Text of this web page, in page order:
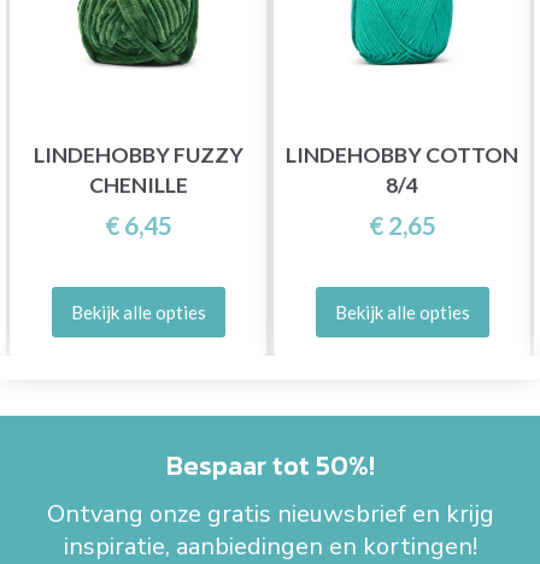
LINDEHOBBY FUZZY
CHENILLE
€ 6,45
Bekijk alle opties
LINDEHOBBY COTTON
8/4
€ 2,65
Bekijk alle opties
Bespaar tot 50%!
Ontvang onze gratis nieuwsbrief en krijg
inspiratie, aanbiedingen en kortingen!